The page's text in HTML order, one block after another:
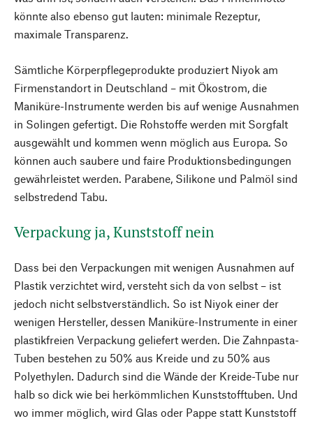
könnte also ebenso gut lauten: minimale Rezeptur,
maximale Transparenz.
Sämtliche Körperpflegeprodukte produziert Niyok am
Firmenstandort in Deutschland – mit Ökostrom, die
Maniküre-Instrumente werden bis auf wenige Ausnahmen
in Solingen gefertigt. Die Rohstoffe werden mit Sorgfalt
ausgewählt und kommen wenn möglich aus Europa. So
können auch saubere und faire Produktionsbedingungen
gewährleistet werden. Parabene, Silikone und Palmöl sind
selbstredend Tabu.
Verpackung ja, Kunststoff nein
Dass bei den Verpackungen mit wenigen Ausnahmen auf
Plastik verzichtet wird, versteht sich da von selbst – ist
jedoch nicht selbstverständlich. So ist Niyok einer der
wenigen Hersteller, dessen Maniküre-Instrumente in einer
plastikfreien Verpackung geliefert werden. Die Zahnpasta-
Tuben bestehen zu 50% aus Kreide und zu 50% aus
Polyethylen. Dadurch sind die Wände der Kreide-Tube nur
halb so dick wie bei herkömmlichen Kunststofftuben. Und
wo immer möglich, wird Glas oder Pappe statt Kunststoff